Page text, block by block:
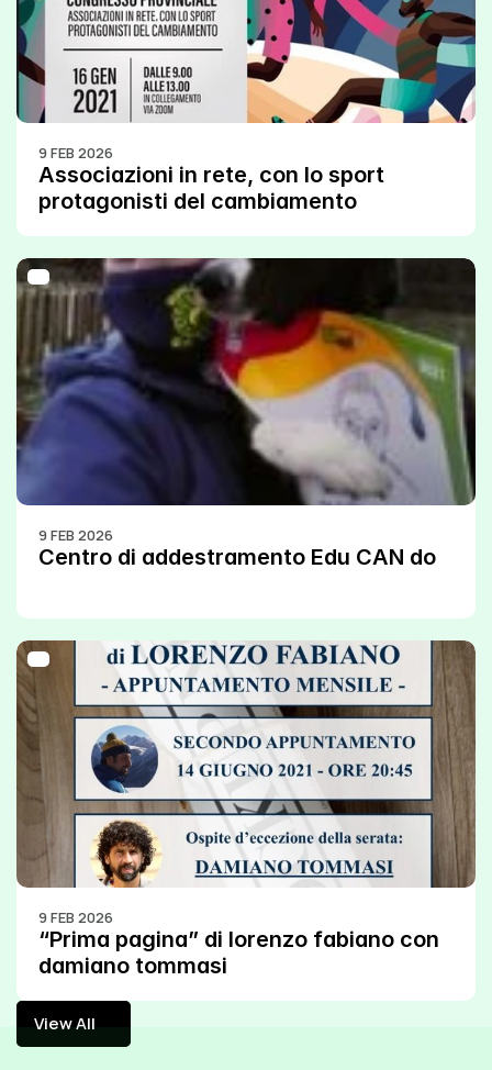
9 FEB 2026
Associazioni in rete, con lo sport
protagonisti del cambiamento
9 FEB 2026
Centro di addestramento Edu CAN do
9 FEB 2026
“Prima pagina” di lorenzo fabiano con
damiano tommasi
View All
View All